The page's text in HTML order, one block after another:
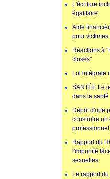
L'écriture
égalitaire
Aide
pour
Réactions à
closes"
Loi intégrale
SANTÉE Le
dans la santé
Dépot d'une
construire un
Rapport du
l'impunité
sexuelles
Le rapport